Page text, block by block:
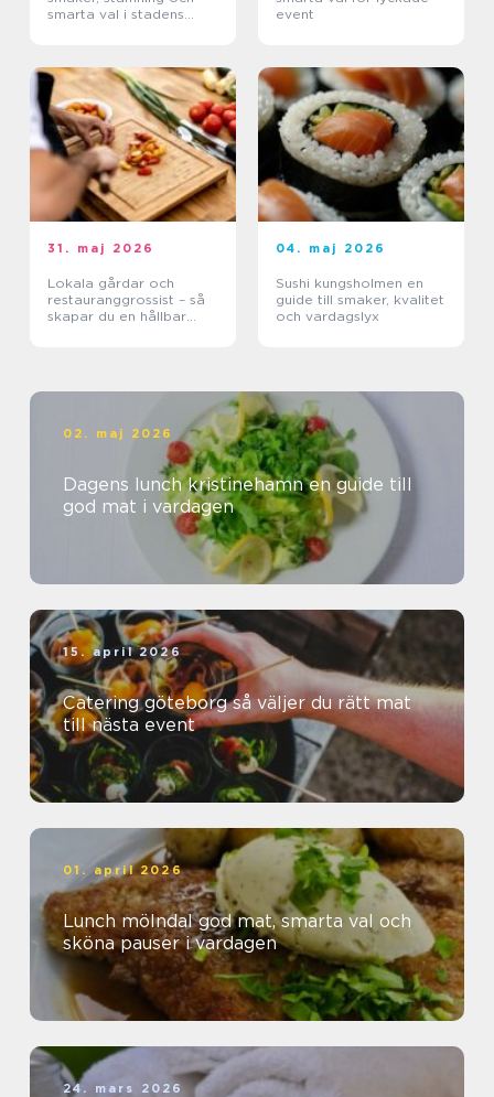
smarta val i stadens
event
31. maj 2026
Lokala gårdar och
restauranggrossist – så
skapar du en hållbar
04. maj 2026
Sushi kungsholmen en
guide till smaker, kvalitet
och vardagslyx
02. maj 2026
Dagens lunch kristinehamn en guide till
god mat i vardagen
15. april 2026
Catering göteborg så väljer du rätt mat
till nästa event
01. april 2026
Lunch mölndal god mat, smarta val och
sköna pauser i vardagen
24. mars 2026